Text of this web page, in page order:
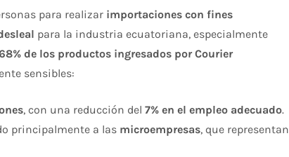
para realizar importaciones con fines
para la industria ecuatoriana, especialmente
de los productos ingresados por Courier
sensibles:
, con una reducción del7% en el empleo adecuado.
principalmente a las microempresas, que representan